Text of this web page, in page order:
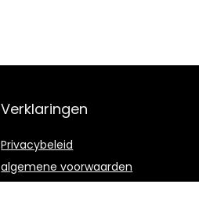
Verklaringen
Privacybeleid
algemene voorwaarden